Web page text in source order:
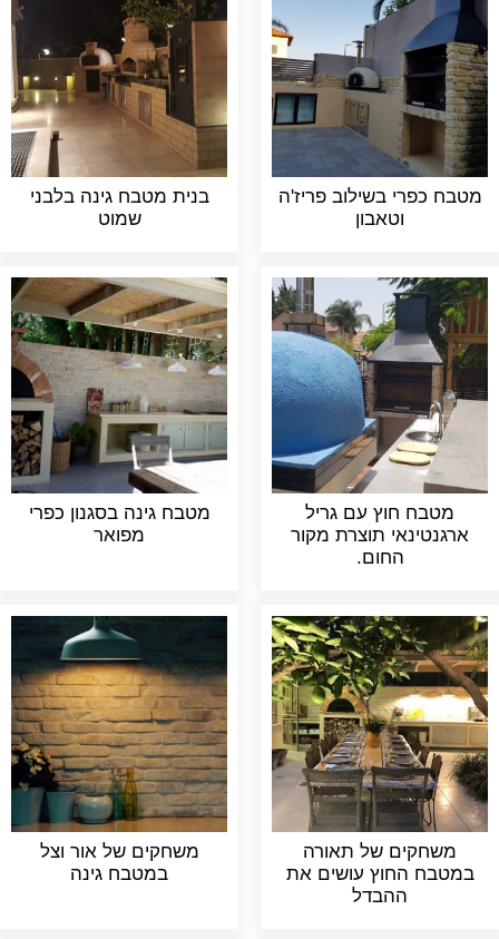
מטבח כפרי בשילוב פריז'ה
וטאבון
בנית מטבח גינה בלבני
שמוט
מטבח חוץ עם גריל
ארגנטינאי תוצרת מקור
החום.
מטבח גינה בסגנון כפרי
מפואר
משחקים של תאורה
במטבח החוץ עושים את
ההבדל
משחקים של אור וצל
במטבח גינה